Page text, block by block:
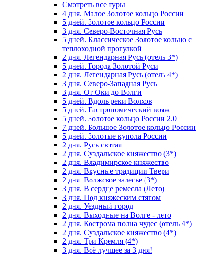
Смотреть все туры
4 дня. Малое Золотое кольцо России
5 дней. Золотое кольцо России
3 дня. Северо-Восточная Русь
5 дней. Классическое Золотое кольцо с
теплоходной прогулкой
2 дня. Легендарная Русь (отель 3*)
5 дней. Города Золотой Руси
2 дня. Легендарная Русь (отель 4*)
3 дня. Северо-Западная Русь
3 дня. От Оки до Волги
5 дней. Вдоль реки Волхов
5 дней. Гастрономический вояж
5 дней. Золотое кольцо России 2.0
7 дней. Большое Золотое кольцо России
5 дней. Золотые купола России
2 дня. Русь святая
2 дня. Суздальское княжество (3*)
2 дня. Владимирское княжество
2 дня. Вкусные традиции Твери
2 дня. Волжское залесье (3*)
3 дня. В сердце ремесла (Лето)
3 дня. Под княжеским стягом
2 дня. Уездный город
2 дня. Выходные на Волге - лето
2 дня. Кострома полна чудес (отель 4*)
2 дня. Суздальское княжество (4*)
2 дня. Три Кремля (4*)
3 дня. Всё лучшее за 3 дня!